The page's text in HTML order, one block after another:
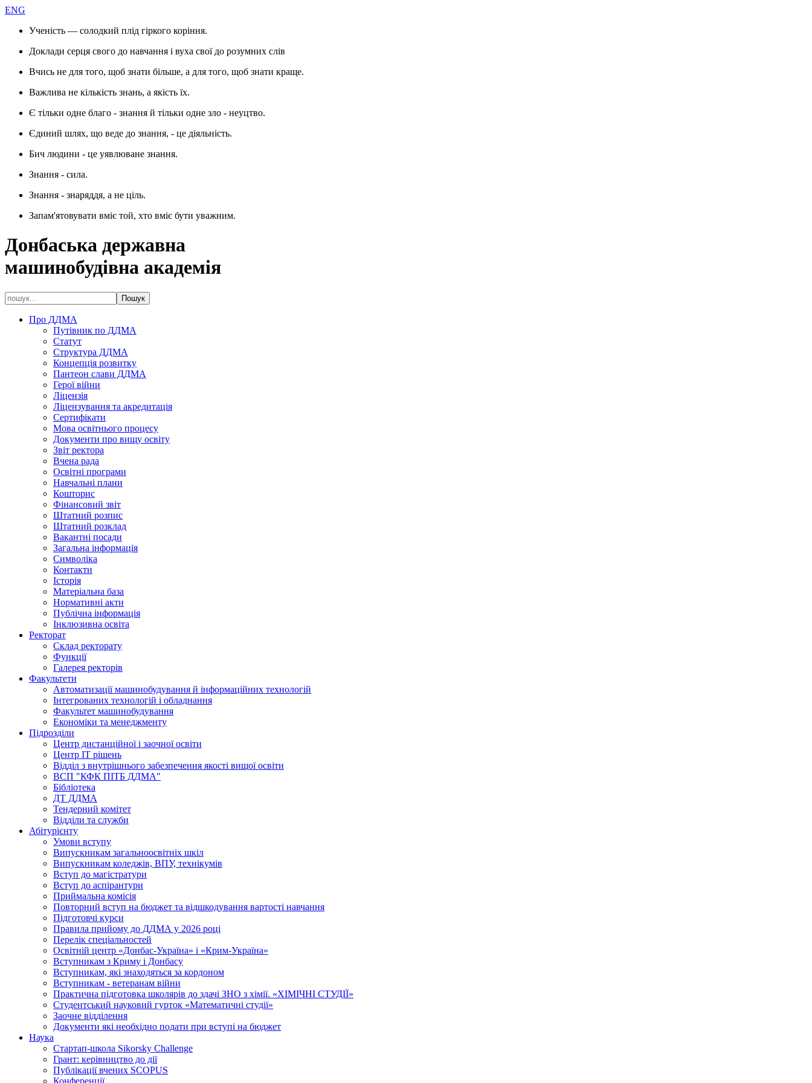
ENG
Ученість — солодкий плід гіркого коріння.
Доклади серця свого до навчання і вуха свої до розумних слів
Вчись не для того, щоб знати більше, а для того, щоб знати краще.
Важлива не кількість знань, а якість їх.
Є тільки одне благо - знання й тільки одне зло - неуцтво.
Єдиний шлях, що веде до знання, - це діяльність.
Бич людини - це уявлюване знання.
Знання - сила.
Знання - знаряддя, а не ціль.
Запам'ятовувати вміє той, хто вміє бути уважним.
Донбаська державна
машинобудівна академія
Про ДДМА
Путівник по ДДМА
Статут
Структура ДДМА
Концепція розвитку
Пантеон слави ДДМА
Герої війни
Ліцензія
Ліцензування та акредитація
Сертифікати
Мова освітнього процесу
Документи про вищу освіту
Звіт ректора
Вчена рада
Освітні програми
Навчальні плани
Кошторис
Фінансовий звіт
Штатний розпис
Штатний розклад
Вакантні посади
Загальна інформація
Символіка
Контакти
Історія
Матеріальна база
Нормативні акти
Публічна інформація
Інклюзивна освіта
Ректорат
Склад ректорату
Функції
Галерея ректорів
Факультети
Автоматизації машинобудування й інформаційних технологій
Інтегрованих технологій і обладнання
Факультет машинобудування
Економіки та менеджменту
Підрозділи
Центр дистанційної і заочної освіти
Центр ІТ рішень
Відділ з внутрішнього забезпечення якості вищої освіти
ВСП "КФК ПІТБ ДДМА"
Бібліотека
ДТ ДДМА
Тендерний комітет
Відділи та служби
Абітурієнту
Умови вступу
Випускникам загальноосвітніх шкіл
Випускникам коледжів, ВПУ, технікумів
Вступ до магістратури
Вступ до аспірантури
Приймальна комісія
Повторний вступ на бюджет та відшкодування вартості навчання
Підготовчі курси
Правила прийому до ДДМА у 2026 році
Перелік спеціальностей
Освітній центр «Донбас-Україна» і «Крим-Україна»
Вступникам з Криму і Донбасу
Вступникам, які знаходяться за кордоном
Вступникам - ветеранам війни
Практична підготовка школярів до здачі ЗНО з хімії. «ХІМІЧНІ СТУДІЇ»
Студентський науковий гурток «Математичні студії»
Заочне відділення
Документи які необхідно подати при вступі на бюджет
Наука
Стартап-школа Sikorsky Challenge
Грант: керівництво до дії
Публікації вчених SCOPUS
Конференції